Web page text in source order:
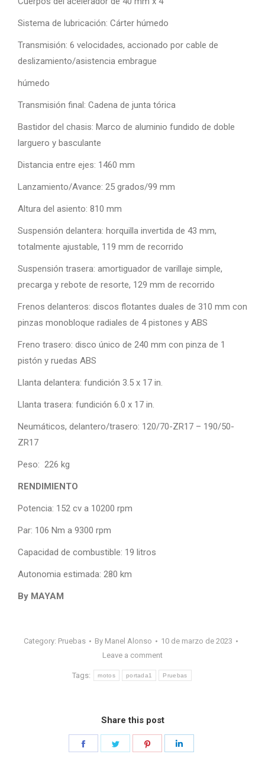
Sistema de lubricación: Cárter húmedo
Transmisión: 6 velocidades, accionado por cable de
deslizamiento/asistencia embrague
húmedo
Transmisión final: Cadena de junta tórica
Bastidor del chasis: Marco de aluminio fundido de doble
larguero y basculante
Distancia entre ejes: 1460 mm
Lanzamiento/Avance: 25 grados/99 mm
Altura del asiento: 810 mm
Suspensión delantera: horquilla invertida de 43 mm,
totalmente ajustable, 119 mm de recorrido
Suspensión trasera: amortiguador de varillaje simple,
precarga y rebote de resorte, 129 mm de recorrido
Frenos delanteros: discos flotantes duales de 310 mm con
pinzas monobloque radiales de 4 pistones y ABS
Freno trasero: disco único de 240 mm con pinza de 1
pistón y ruedas ABS
Llanta delantera: fundición 3.5 x 17 in.
Llanta trasera: fundición 6.0 x 17 in.
Neumáticos, delantero/trasero: 120/70-ZR17 – 190/50-
ZR17
Peso: 226 kg
RENDIMIENTO
Potencia: 152 cv a 10200 rpm
Par: 106 Nm a 9300 rpm
Capacidad de combustible: 19 litros
Autonomia estimada: 280 km
By MAYAM
Category: Pruebas By Manel Alonso
10 de marzo de 2023
Leave a comment
Tags: motos portada1 Pruebas
Share this post